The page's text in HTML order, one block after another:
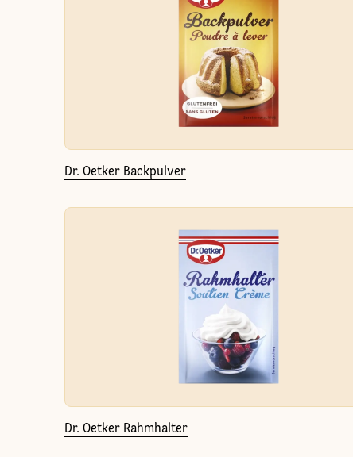
Dr. Oetker Backpulver
Dr. Oetker Rahmhalter